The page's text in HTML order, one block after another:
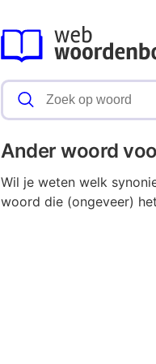
Ander woord
Wil je weten welk
woord die (ongeveer)